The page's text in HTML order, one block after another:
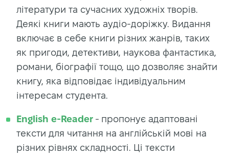
літератури та сучасних художніх творів.
Деякі книги мають аудіо-доріжку. Видання
включає в себе книги різних жанрів, таких
як пригоди, детективи, наукова фантастика,
романи, біографії тощо, що дозволяє знайти
книгу, яка відповідає індивідуальним
інтересам студента.
English e-Reader - пропонує адаптовані
тексти для читання на англійській мові на
різних рівнях складності. Ці тексти